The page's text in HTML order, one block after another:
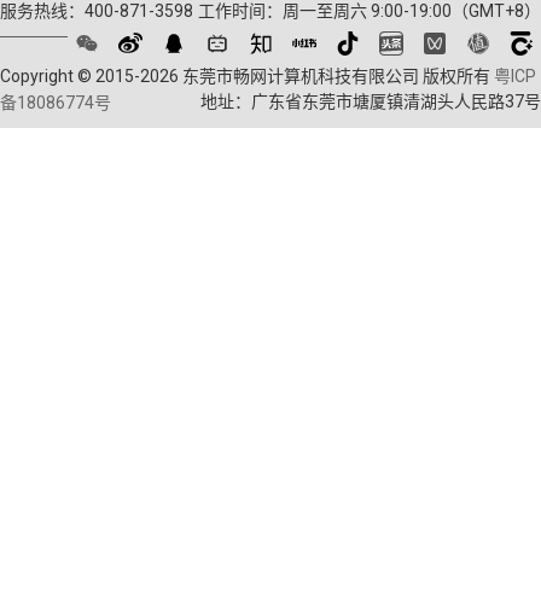
服务热线：400-871-3598 工作时间：周一至周六 9:00-19:00（GMT+8）
Copyright © 2015-2026 东莞市畅网计算机科技有限公司 版权所有 粤ICP
备18086774号
地址：广东省东莞市塘厦镇清湖头人民路37号